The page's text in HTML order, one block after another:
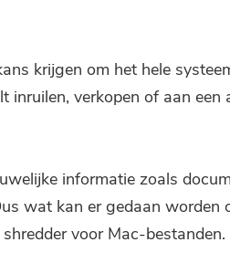
krijgen om het hele
inruilen, verkopen of aan een
informatie zoals
wat kan er gedaan worden
voor Mac-bestanden.
bijna klaar.
iMyMac-apps.